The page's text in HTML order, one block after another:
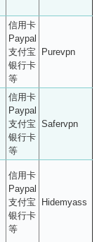
信用卡
Paypal
支付宝
银行卡
等
Purevpn
信用卡
Paypal
支付宝
银行卡
等
Safervpn
信用卡
Paypal
支付宝
银行卡
等
Hidemyass